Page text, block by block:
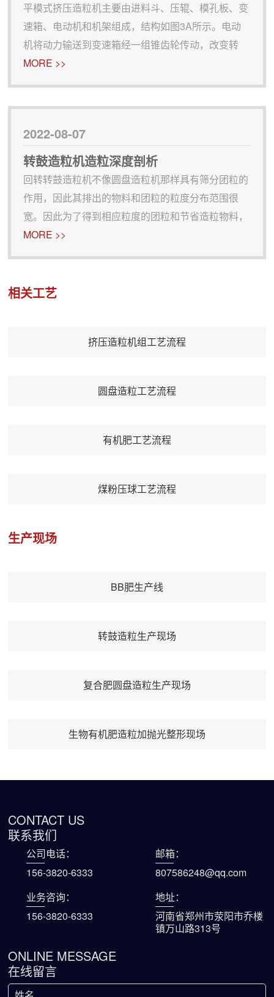
平模式挤压造粒机主要由进料斗、压辊、模孔板、变
速箱、电动机和机架组成，结构如图3A所示。电动
机将动力输送到变速箱经一组锥齿轮传动，改变转
向，带动平模或者压辊转动，实现压辊与平模的相对
运动，将粉末物料挤入平模的模孔中，在平模模孔下
MORE >>
2022-08-07
转鼓造粒机造粒深度剖析
回转转鼓造粒机不像圆盘造粒机那样具有筛分团粒的
作用，因此其排出的物料和团粒的粒度分布范围很
宽。因此为了得到相应粒度的团粒和节省造粒物料，
回转筒采用了带有筛分器的闭路方式，把筛余物料循
环送入转鼓入口。在原铁矿球化过程中，若想在一次
长度就要很大，造粒机就会很
MORE >>
相关工艺
挤压造粒机组工艺流程
圆盘造粒工艺流程
有机肥工艺流程
煤粉压球工艺流程
生产现场
BB肥生产线
转鼓造粒生产现场
复合肥圆盘造粒生产现场
生物有机肥造粒加抛光整形现场
CONTACT US
联系我们
公司电话：
156-3820-6333
邮箱：
807586248@qq.com
业务咨询：
156-3820-6333
地址：
河南省郑州市荥阳市乔楼
镇万山路313号
ONLINE MESSAGE
在线留言